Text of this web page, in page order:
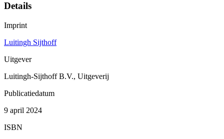
Details
Imprint
Luitingh Sijthoff
Uitgever
Luitingh-Sijthoff B.V., Uitgeverij
Publicatiedatum
9 april 2024
ISBN